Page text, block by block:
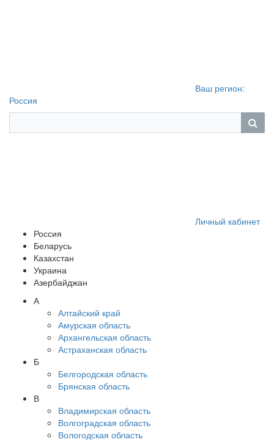
Ваш регион:
Россия
Личный кабинет
Россия
Беларусь
Казахстан
Украина
Азербайджан
А
Алтайский край
Амурская область
Архангельская область
Астраханская область
Б
Белгородская область
Брянская область
В
Владимирская область
Волгоградская область
Вологодская область